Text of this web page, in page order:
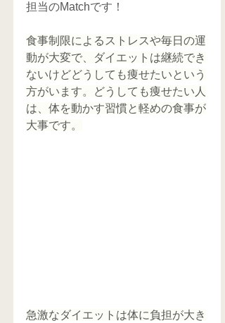
担当のMatchです！
食事制限によるストレスや毎日の運
動が大変で、ダイエットは継続でき
ないけどどうしても痩せたいという
方がいます。どうしても痩せたい人
は、体を動かす習慣と軽めの食事が
大事です。
急激なダイエットは体に負担が大き